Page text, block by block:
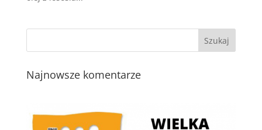
Najnowsze komentarze